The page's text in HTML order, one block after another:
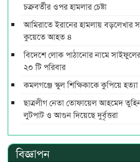
চক্রবর্তীর ওপর হামলার চেষ্টা
আমিরাতে ইরানের হামলায় বড়লেখার
কুয়েতে আহত ৪
বিদেশে লোক পাঠানোর নামে সাইফুলের
২০ টি পরিবার
কমলগঞ্জে স্কুল শিক্ষিকাকে কুপিয়ে
ছাত্রলীগ নেতা তোফায়েল আহমেদ
লুটপাট ও আগুন দিয়েছে দুর্বৃত্তরা
বিজ্ঞাপন